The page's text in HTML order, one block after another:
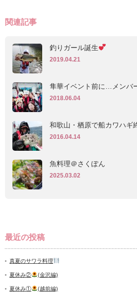
関連記事
釣りガール誕生
2019.04.21
隼華イベント前に…メンバ
2018.06.04
和歌山・栖原で船カワハギ
2016.04.14
魚料理＠さくぽん
2025.03.02
最近の投稿
真夏のサワラ料理
夏休み② (金沢編)
夏休み① (越前編)